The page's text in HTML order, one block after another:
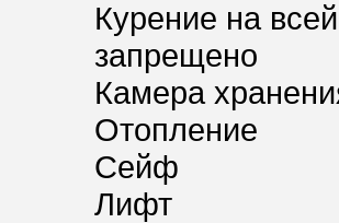
Курение на
запрещено
Камера
Отопление
Сейф
Лифт